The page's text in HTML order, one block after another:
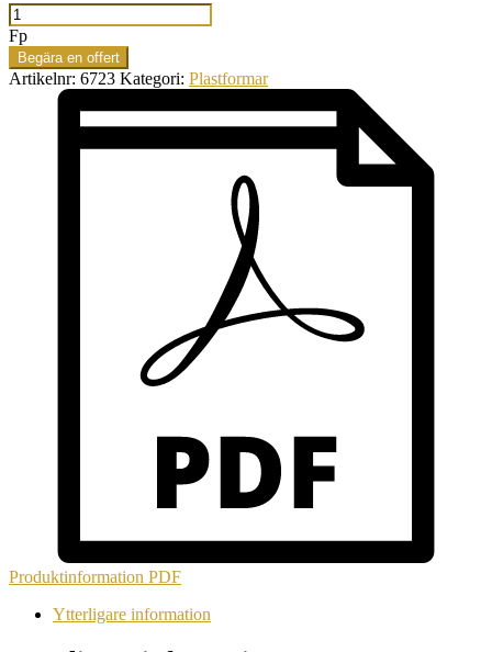
Sushiform
Svart
Small
2
i
Fp
Begära en offert
Artikelnr: 6723 Kategori: Plastformar
Produktinformation PDF
Ytterligare information